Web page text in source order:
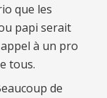
que les
papi serait
à un pro
tous.
de